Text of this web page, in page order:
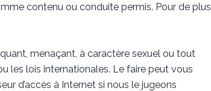
contenu ou conduite permis. Pour de plus
menaçant, à caractère sexuel ou tout
les lois internationales. Le faire peut vous
d’accès à Internet si nous le jugeons